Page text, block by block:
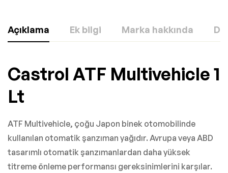
Açıklama Ek bilgi Marka hakkında
Castrol ATF Multivehicle 1
Lt
ATF Multivehicle, çoğu Japon binek otomobilinde
kullanılan otomatik şanzıman yağıdır. Avrupa veya ABD
tasarımlı otomatik şanzımanlardan daha yüksek
titreme önleme performansı gereksinimlerini karşılar.